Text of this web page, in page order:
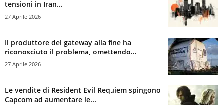
tensioni in Iran...
27 Aprile 2026
Il produttore del gateway alla fine ha
riconosciuto il problema, omettendo...
27 Aprile 2026
Le vendite di Resident Evil Requiem spingono
Capcom ad aumentare le...